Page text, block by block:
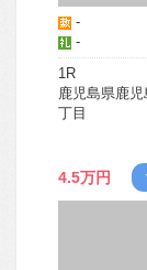
-
-
1R
鹿児島県鹿
丁目
4.5万円